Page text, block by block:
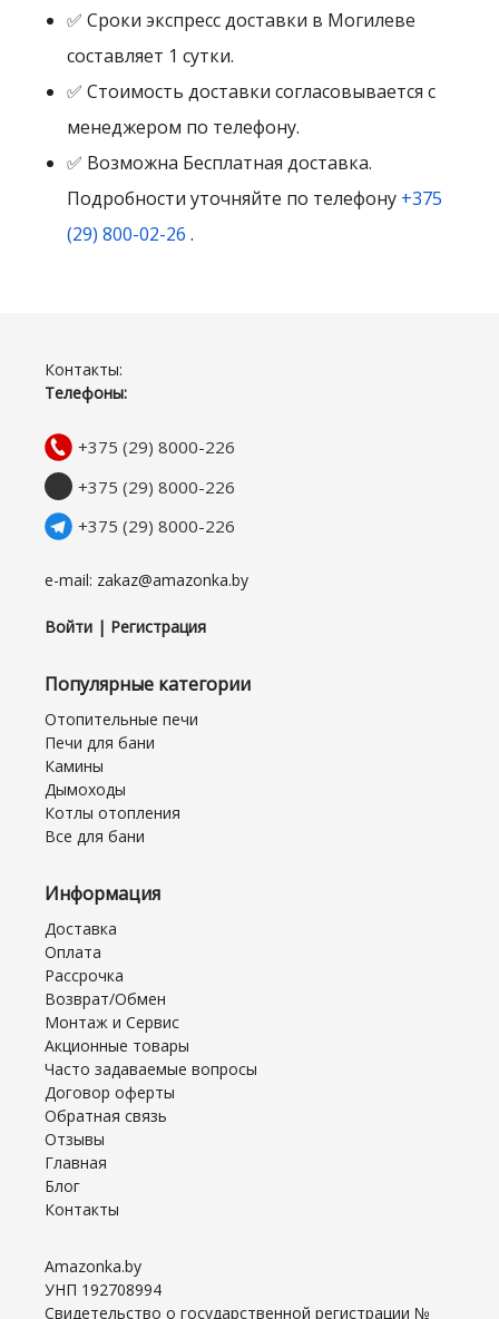
✅ Сроки экспресс доставки в Могилеве
составляет 1 сутки.
✅ Стоимость доставки согласовывается с
менеджером по телефону.
✅ Возможна Бесплатная доставка.
Подробности уточняйте по телефону +375
(29) 800-02-26 .
Контакты:
Телефоны:
+375 (29) 8000-226
+375 (29) 8000-226
+375 (29) 8000-226
e-mail: zakaz@amazonka.by
Войти | Регистрация
Популярные категории
Отопительные печи
Печи для бани
Камины
Дымоходы
Котлы отопления
Все для бани
Информация
Доставка
Оплата
Рассрочка
Возврат/Обмен
Монтаж и Сервис
Акционные товары
Часто задаваемые вопросы
Договор оферты
Обратная связь
Отзывы
Главная
Блог
Контакты
Amazonka.by
УНП 192708994
Свидетельство о государственной регистрации №